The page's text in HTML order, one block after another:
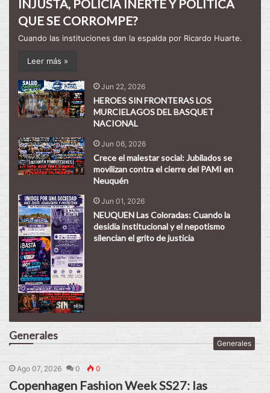
INJUSTA, POLICÍA INERTE Y POLÍTICA
QUE SE CORROMPE?
Cuando las instituciones dan la espalda por Ricardo Huarte.
Leer más »
Jun 22, 2026
HEROES SIN FRONTERAS LOS
MURCIELAGOS DEL BASQUET
NACIONAL
Jun 06, 2026
Crece el malestar social: Jubilados se
movilizan contra el cierre del PAMI en
Neuquén
Jun 01, 2026
NEUQUEN Las Coloradas: Cuando la
desidia institucional y el nepotismo
silencian el grito de justicia
Generales
Generales
Ago 07, 2026 0 0
Copenhagen Fashion Week SS27: las